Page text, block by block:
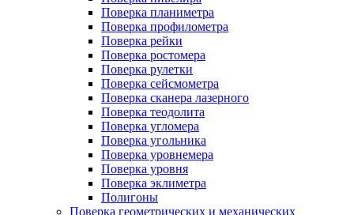
Поверка планиметра
Поверка профилометра
Поверка рейки
Поверка ростомера
Поверка рулетки
Поверка сейсмометра
Поверка сканера лазерного
Поверка теодолита
Поверка угломера
Поверка угольника
Поверка уровнемера
Поверка уровня
Поверка эклиметра
Полигоны
Поверка геометрических и механических